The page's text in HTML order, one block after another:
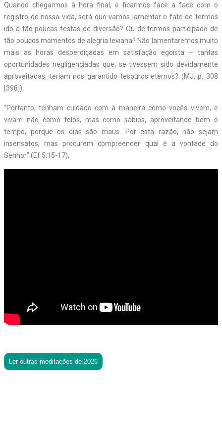
Quando chegarmos à hora final, e ficarmos face a face com o
registro de nossa vida, será que vamos lamentar o fato de termos
ido a tão poucas festas de diversão? Ou de termos participado de
tão poucos momentos de alegria leviana? Não lamentaremos muito
mais as horas desperdiçadas em satisfação egoísta – tantas
oportunidades negligenciadas que, se tivessem sido devidamente
aproveitadas, teriam nos garantido tesouros eternos? (MJ, p. 308
[398]).
“Portanto, tenham cuidado com a maneira como vocês vivem, e
vivam não como tolos, mas como sábios, aproveitando bem o
tempo, porque os dias são maus. Por esta razão, não sejam
insensatos, mas procurem compreender qual é a vontade do
Senhor” (Ef 5:15-17).
Ler outras meditações de 2026